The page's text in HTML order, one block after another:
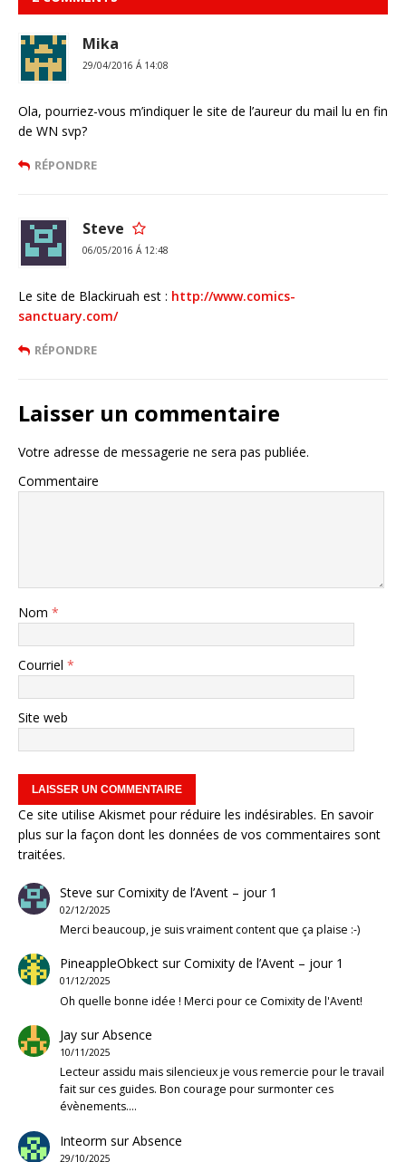
Mika
29/04/2016 Á 14:08
Ola, pourriez-vous m’indiquer le site de l’aureur du mail lu en fin
de WN svp?
RÉPONDRE
Steve
06/05/2016 Á 12:48
Le site de Blackiruah est : http://www.comics-
sanctuary.com/
RÉPONDRE
Laisser un commentaire
Votre adresse de messagerie ne sera pas publiée.
Commentaire
Nom *
Courriel *
Site web
Ce site utilise Akismet pour réduire les indésirables. En savoir
plus sur la façon dont les données de vos commentaires sont
traitées.
Steve surComixity de l’Avent – jour 1
02/12/2025
Merci beaucoup, je suis vraiment content que ça plaise :-)
PineappleObkectsurComixity de l’Avent – jour 1
01/12/2025
Oh quelle bonne idée ! Merci pour ce Comixity de l'Avent!
JaysurAbsence
10/11/2025
Lecteur assidu mais silencieux je vous remercie pour le travail
fait sur ces guides. Bon courage pour surmonter ces
évènements.…
Inteorm surAbsence
29/10/2025